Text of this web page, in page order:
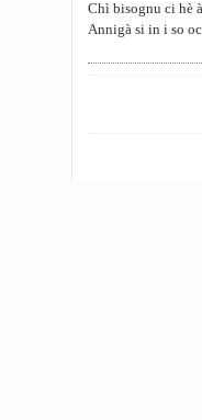
Chì bisognu ci hè
Annigà si in i so